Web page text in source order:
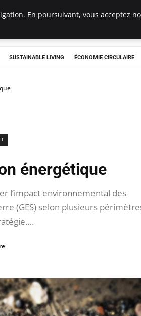
SUSTAINABLE LIVING ÉCONOMIE CIRCULAIRE
énergétique
l’impact environnemental des
(GES) selon plusieurs
En poursuivant, vous acceptez